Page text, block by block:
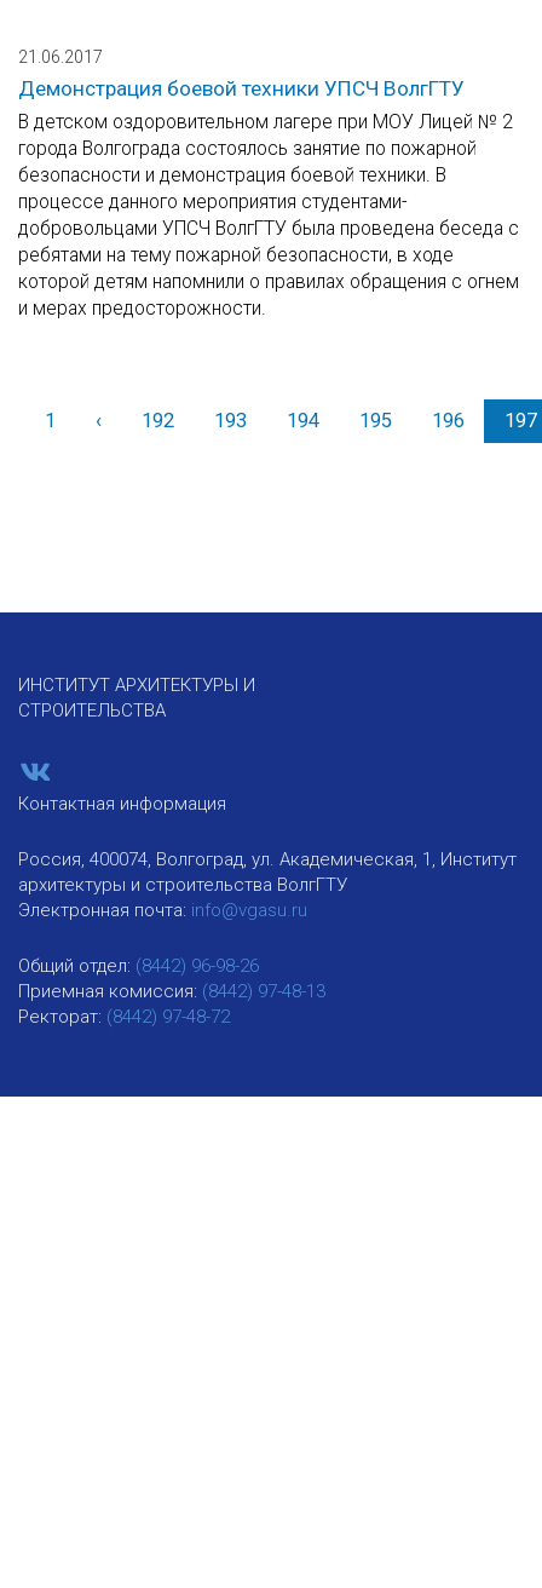
21.06.2017
Демонстрация боевой техники УПСЧ ВолгГТУ
В детском оздоровительном лагере при МОУ Лицей № 2
города Волгограда состоялось занятие по пожарной
безопасности и демонстрация боевой техники. В
процессе данного мероприятия студентами-
добровольцами УПСЧ ВолгГТУ была проведена беседа с
ребятами на тему пожарной безопасности, в ходе
которой детям напомнили о правилах обращения с огнем
и мерах предосторожности.
1 ‹Назад192 193 194 195 196 197
ИНСТИТУТ АРХИТЕКТУРЫ И
СТРОИТЕЛЬСТВА
Контактная информация
Россия, 400074, Волгоград, ул. Академическая, 1, Институт
архитектуры и строительства ВолгГТУ
Электронная почта: info@vgasu.ru
Общий отдел: (8442) 96-98-26
Приемная комиссия: (8442) 97-48-13
Ректорат: (8442) 97-48-72